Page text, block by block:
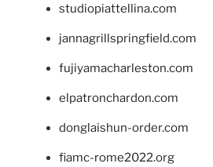
studiopiattellina.com
jannagrillspringfield.com
fujiyamacharleston.com
elpatronchardon.com
donglaishun-order.com
fiamc-rome2022.org